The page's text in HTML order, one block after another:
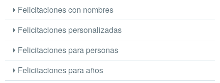
Felicitaciones con nombres
Felicitaciones personalizadas
Felicitaciones para personas
Felicitaciones para años